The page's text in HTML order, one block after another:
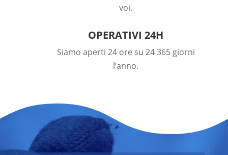
voi.
OPERATIVI 24H
Siamo aperti 24 ore su 24 365 giorni
l’anno.